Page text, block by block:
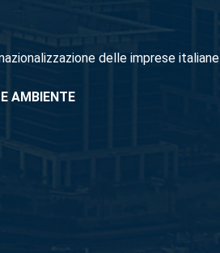
delle imprese italiane
AMBIENTE